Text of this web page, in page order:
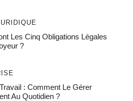
Les Cinq Obligations Légales
?
: Comment Le Gérer
Au Quotidien ?